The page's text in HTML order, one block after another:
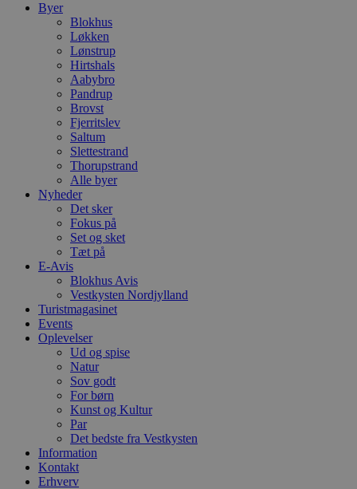
Byer
Blokhus
Løkken
Lønstrup
Hirtshals
Aabybro
Pandrup
Brovst
Fjerritslev
Saltum
Slettestrand
Thorupstrand
Alle byer
Nyheder
Det sker
Fokus på
Set og sket
Tæt på
E-Avis
Blokhus Avis
Vestkysten Nordjylland
Turistmagasinet
Events
Oplevelser
Ud og spise
Natur
Sov godt
For børn
Kunst og Kultur
Par
Det bedste fra Vestkysten
Information
Kontakt
Erhverv